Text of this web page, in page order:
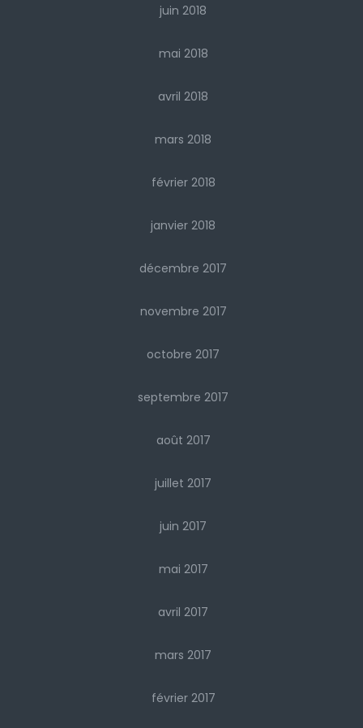
juin 2018
mai 2018
avril 2018
mars 2018
février 2018
janvier 2018
décembre 2017
novembre 2017
octobre 2017
septembre 2017
août 2017
juillet 2017
juin 2017
mai 2017
avril 2017
mars 2017
février 2017